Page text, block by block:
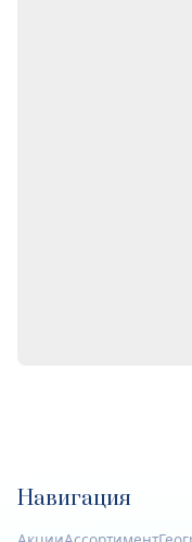
Навигация